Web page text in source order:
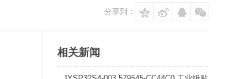
分享到：
相关新闻